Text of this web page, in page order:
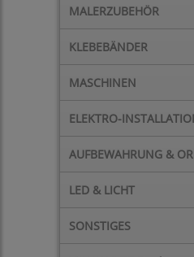
MALERZUBEHÖR
KLEBEBÄNDER
MASCHINEN
ELEKTRO-
AUFBEWAHRUNG &
LED & LICHT
SONSTIGES